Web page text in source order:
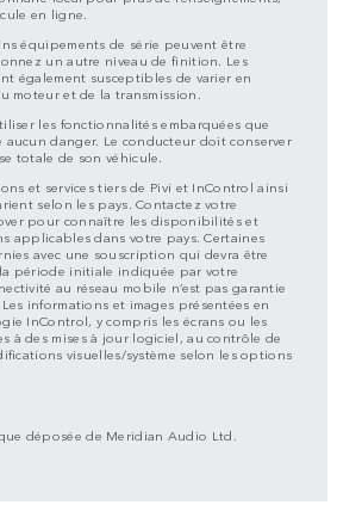
en ligne.
équipements de série peuvent être
un autre niveau de finition. Les
également susceptibles de varier en
moteur et de la transmission.
les fonctionnalités embarquées que
aucun danger. Le conducteur doit conserver
totale de son véhicule.
et services tiers de Pivi et InControl ainsi
selon les pays. Contactez votre
pour connaître les disponibilités et
applicables dans votre pays. Certaines
avec une souscription qui devra être
période initiale indiquée par votre
au réseau mobile n’est pas garantie
informations et images présentées en
InControl, y compris les écrans ou les
à des mises à jour logiciel, au contrôle de
visuelles/système selon les options
déposée de Meridian Audio Ltd.